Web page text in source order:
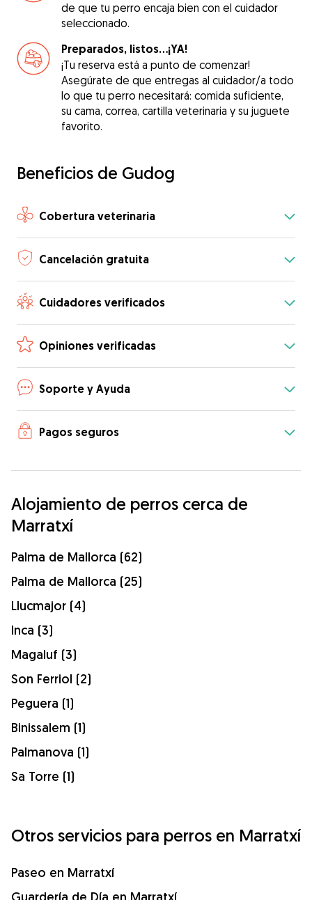
de que tu perro encaja bien con el cuidador
seleccionado.
Preparados, listos...¡YA!
¡Tu reserva está a punto de comenzar!
Asegúrate de que entregas al cuidador/a todo
lo que tu perro necesitará: comida suficiente,
su cama, correa, cartilla veterinaria y su juguete
favorito.
Beneficios de Gudog
Cobertura veterinaria
Cancelación gratuita
Cuidadores verificados
Opiniones verificadas
Soporte y Ayuda
Pagos seguros
Alojamiento de perros cerca de
Marratxí
Palma de Mallorca (62)
Palma de Mallorca (25)
Llucmajor (4)
Inca (3)
Magaluf (3)
Son Ferriol (2)
Peguera (1)
Binissalem (1)
Palmanova (1)
Sa Torre (1)
Otros servicios para perros en Marratxí
Paseo en Marratxí